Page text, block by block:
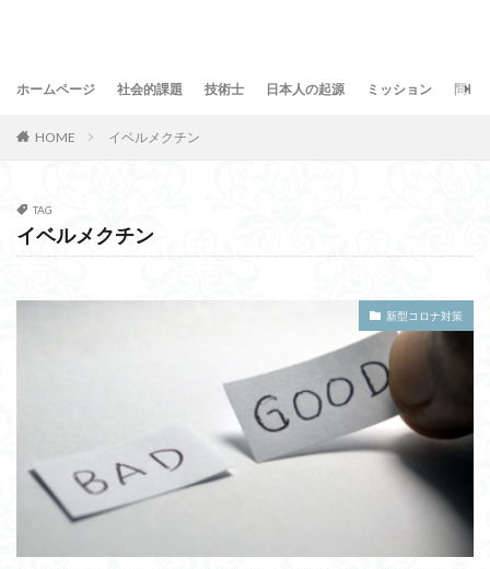
ホームページ 社会的課題 技術士 日本人の起源 ミッション 問合
HOME イベルメクチン
TAG
イベルメクチン
新型コロナ対策